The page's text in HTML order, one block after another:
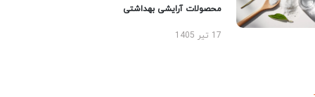
محصولات آرایشی بهداشتی
17 تیر 1405